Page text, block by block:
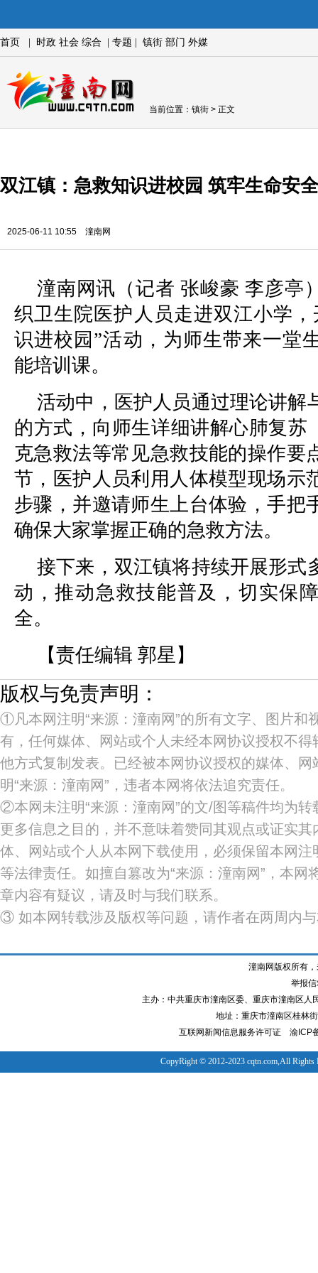
首页 时政 社会 综合 专题 镇街 部门 外媒
当前位置： 镇街 > 正文
双江镇：急救知识进校园 筑牢生命安
2025-06-11 10:55 潼南网
潼南网讯（记者 张峻豪 李彦亭
织卫生院医护人员走进双江小学
识进校园”活动，为师生带来一堂
能培训课。
活动中，医护人员通过理论讲解
的方式，向师生详细讲解心肺复苏
克急救法等常见急救技能的操作要
节，医护人员利用人体模型现场示
步骤，并邀请师生上台体验，手把
确保大家掌握正确的急救方法。
接下来，双江镇将持续开展形式
动，推动急救技能普及，切实保
全。
【责任编辑 郭星】
版权与免责声明：
①凡本网注明“来源：潼南网”的所有文字、图片和
有，任何媒体、网站或个人未经本网协议授权不
他方式复制发表。已经被本网协议授权的媒体、
明“来源：潼南网”，违者本网将依法追究责任。
②本网未注明“来源：潼南网”的文/图等稿件均为
更多信息之目的，并不意味着赞同其观点或证实
体、网站或个人从本网下载使用，必须保留本网注
等法律责任。如擅自篡改为“来源：潼南网”，本网
章内容有疑议，请及时与我们联系。
③ 如本网转载涉及版权等问题，请作者在两周内
潼南网版权所有
举报
主办：中共重庆市潼南区委、重庆市潼南区
地址：重庆市潼南区桂林
互联网新闻信息服务许可证
渝ICP
CopyRight © 2012-2023 cqtn.com,All Rights